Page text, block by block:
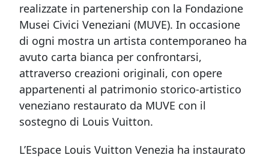
realizzate in partenership con la Fondazione
Musei Civici Veneziani (MUVE). In occasione
di ogni mostra un artista contemporaneo ha
avuto carta bianca per confrontarsi,
attraverso creazioni originali, con opere
appartenenti al patrimonio storico-artistico
veneziano restaurato da MUVE con il
sostegno di Louis Vuitton.
L’Espace Louis Vuitton Venezia ha instaurato